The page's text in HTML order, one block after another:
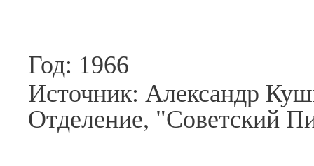
Год: 1966
Источник: Александр
Отделение, "Советский